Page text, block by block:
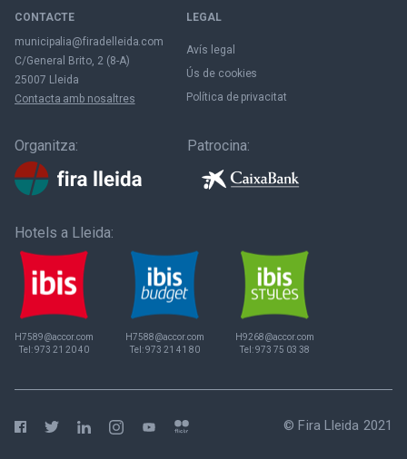
CONTACTE
municipalia@firadelleida.com
C/General Brito, 2 (8-A)
25007 Lleida
Contacta amb nosaltres
LEGAL
Avís legal
Ús de cookies
Política de privacitat
Organitza: Patrocina:
Hotels a Lleida:
H7589@accor.com
Tel:973 21 20 40
H7588@accor.com
Tel:973 21 41 80
H9268@accor.com
Tel:973 75 03 38
© Fira Lleida 2021